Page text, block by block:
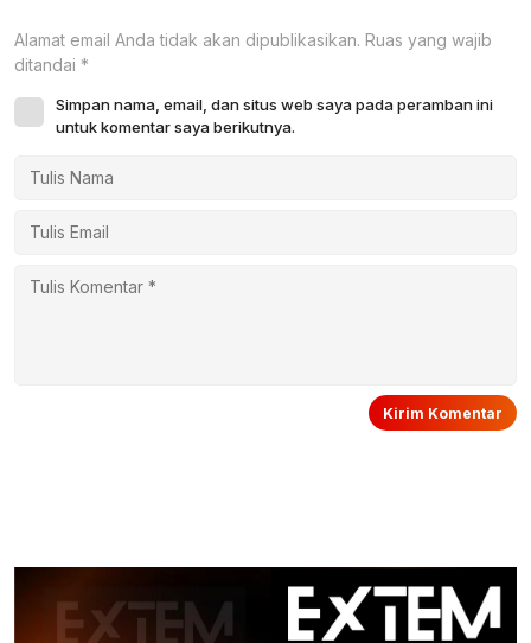
Alamat email Anda tidak akan dipublikasikan. Ruas yang wajib
ditandai *
Simpan nama, email, dan situs web saya pada peramban ini
untuk komentar saya berikutnya.